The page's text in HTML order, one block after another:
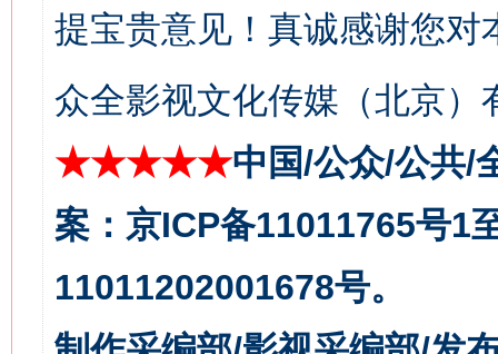
提宝贵意见！真诚感谢您
众全影视文化传媒（北京）
★★★★★中国/公众/公共/
案：京ICP备11011765号1
11011202001678号。
揭批美国五大"原罪" "炒